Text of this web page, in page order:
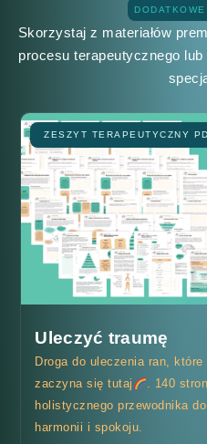
Skorzystaj z materiałów
procesu terapeutycznego
ZESZYT TERAPEUTYCZNY
Uleczyć traumę
Droga do uleczenia ran,
zaczyna się tutaj
. 140
holistycznego przewodnika
harmonii i spokoju.